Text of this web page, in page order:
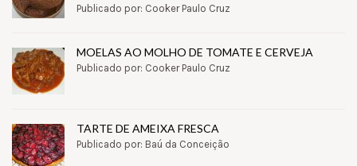
Publicado por: Cooker Paulo Cruz
MOELAS AO MOLHO DE TOMATE E CERVEJA
Publicado por: Cooker Paulo Cruz
TARTE DE AMEIXA FRESCA
Publicado por: Baú da Conceição